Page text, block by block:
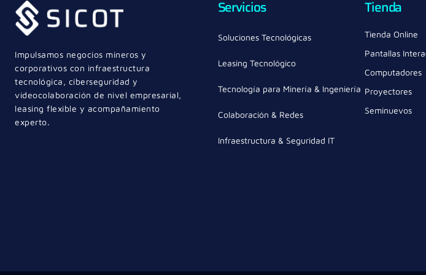
Impulsamos negocios mineros y
corporativos con infraestructura
tecnológica, ciberseguridad y
videocolaboración de nivel empresarial,
leasing flexible y acompañamiento
experto.
Servicios
Soluciones Tecnológicas
Leasing Tecnológico
Tecnología para Minería & Ingeniería
Colaboración & Redes
Infraestructura & Seguridad IT
Tienda
Tienda Online
Pantallas
Computadores
Proyectores
Seminuevos